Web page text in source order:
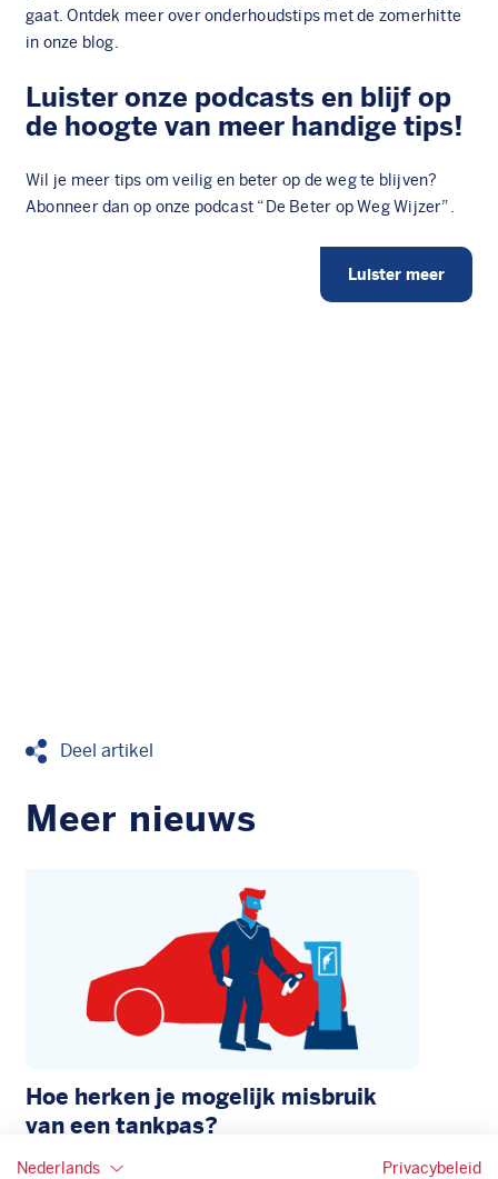
gaat. Ontdek meer overonderhoudstips met de zomerhitte
in onze blog.
Luister onze podcasts en blijf op
de hoogte van meer handige tips!
Wil je meer tips om veilig en beter op de weg te blijven?
Abonneer dan op onze podcast “De Beter op Weg Wijzer”.
Luister meer
Deel artikel
Meer nieuws
Hoe herken je mogelijk misbruik
van een tankpas?
28 juli 2026
Nederlands Privacybeleid